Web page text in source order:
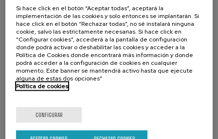
COMUNICACIÓN SOCIEDAD
19. SEP, 2026
Categorías diagnósticas y perfiles
Si hace click en el botón “Aceptar todas”, aceptará la
implementación de las cookies y solo entonces se implantarán. Si
hace click en el botón “Rechazar todas”, no sé instalará ninguna
cookie, salvo las estrictamente necesarias. Si hace click en
“Configurar cookies”, accederá a la pantalla de configuración
donde podrá activar o deshabilitar las cookies y acceder a la
Política de Cookies donde encontrará más información y donde
podrá acceder a la configuración de cookies en cualquier
momento. Este banner se mantendrá activo hasta que ejecute
alguna de estas dos opciones”
Política de cookies
CONFIGURAR